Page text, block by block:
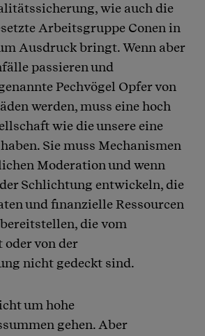
wie auch die
Arbeitsgruppe Conen in
Ausdruck bringt. Wenn aber
passieren und
Pechvögel Opfer von
werden, muss eine hoch
wie die unsere eine
Sie muss Mechanismen
Moderation und wenn
Schlichtung entwickeln, die
und finanzielle Ressourcen
die vom
von der
nicht gedeckt sind.
um hohe
gehen. Aber